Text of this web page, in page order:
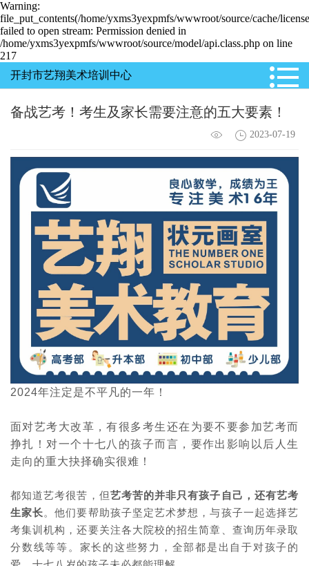
Warning:
file_put_contents(/home/yxms3yexpmfs/wwwroot/source/cache/
failed to open stream: Permission denied in
/home/yxms3yexpmfs/wwwroot/source/model/api.class.php on line
217
开封市艺翔美术培训中心
备战艺考！考生及家长需要注意的五大要素！
2023-07-19
2024年注定是不平凡的一年！
面对艺考大改革，有很多考生还在为要不要参加艺考而
挣扎！对一个十七八的孩子而言，要作出影响以后人生
走向的重大抉择确实很难！
都知道艺考很苦，但艺考苦的并非只有孩子自己，还有艺考
生家长。他们要帮助孩子坚定艺术梦想，与孩子一起选择艺
考集训机构，还要关注各大院校的招生简章、查询历年录取
分数线等等。家长的这些努力，全部都是出自于对孩子的